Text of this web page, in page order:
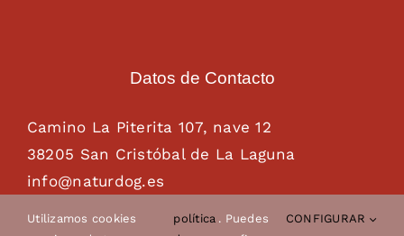
Datos de Contacto
Camino La Piterita 107, nave 12
38205 San Cristóbal de La Laguna
info@naturdog.es
Utilizamos cookies
política . Puedes
CONFIGURAR